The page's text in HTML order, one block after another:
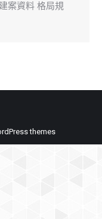
案資料 格局規
themes